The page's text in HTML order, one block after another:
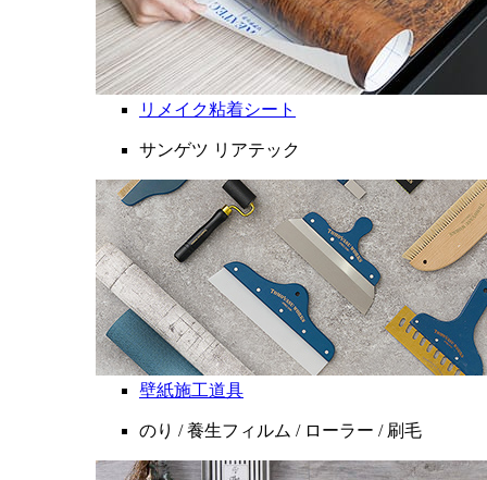
リメイク粘着シート
サンゲツ リアテック
壁紙施工道具
のり / 養生フィルム / ローラー / 刷毛